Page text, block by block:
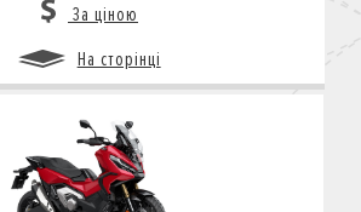
За ціною
На сторінці